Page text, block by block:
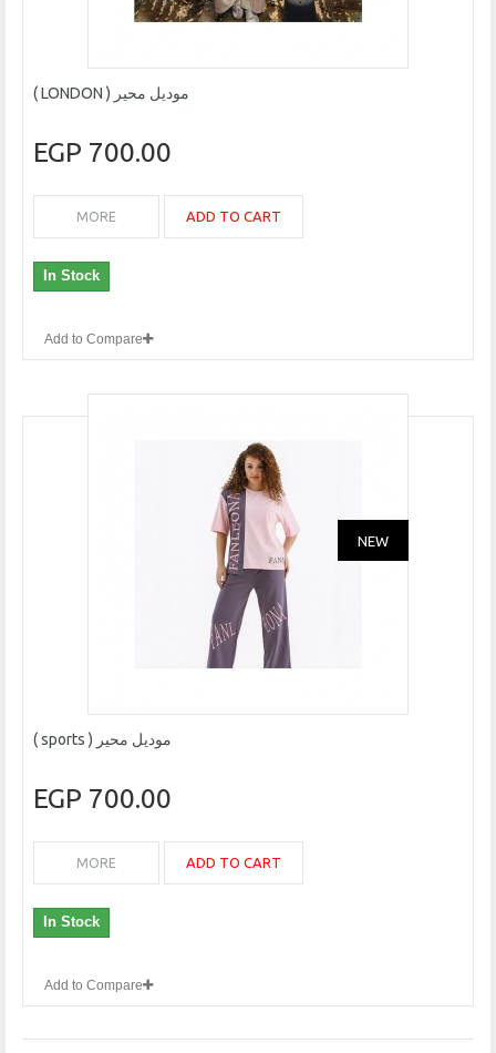
موديل محير ( LONDON )
700.00 EGP
ADD TO CART
MORE
In Stock
Add to Compare
NEW
موديل محير ( sports )
700.00 EGP
ADD TO CART
MORE
In Stock
Add to Compare